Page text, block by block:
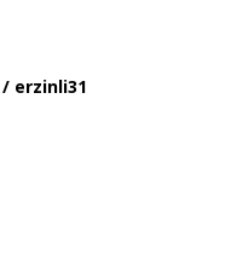
erzinli31